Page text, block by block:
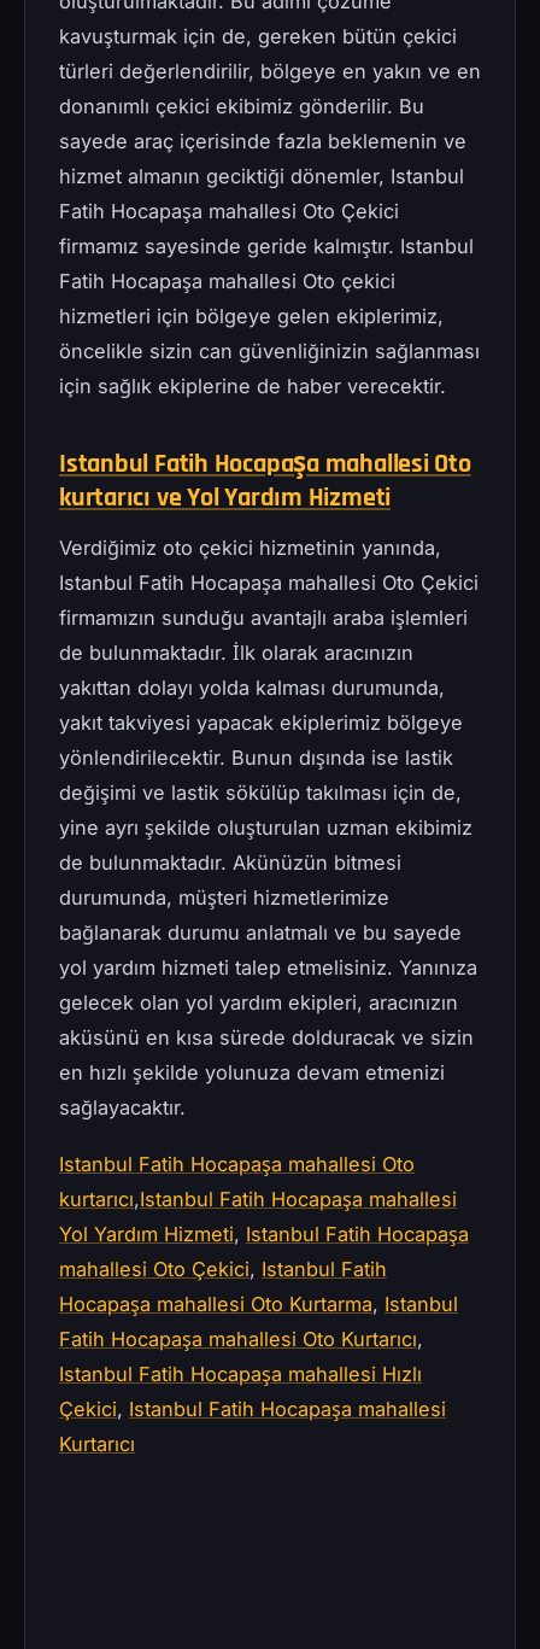
kavuşturmak için de, gereken bütün çekici
türleri değerlendirilir, bölgeye en yakın ve en
donanımlı çekici ekibimiz gönderilir. Bu
sayede araç içerisinde fazla beklemenin ve
hizmet almanın geciktiği dönemler, Istanbul
Fatih Hocapaşa mahallesi Oto Çekici
firmamız sayesinde geride kalmıştır. Istanbul
Fatih Hocapaşa mahallesi Oto çekici
hizmetleri için bölgeye gelen ekiplerimiz,
öncelikle sizin can güvenliğinizin sağlanması
için sağlık ekiplerine de haber verecektir.
Istanbul Fatih Hocapaşa mahallesi Oto
kurtarıcı ve Yol Yardım Hizmeti
Verdiğimiz oto çekici hizmetinin yanında,
Istanbul Fatih Hocapaşa mahallesi Oto Çekici
firmamızın sunduğu avantajlı araba işlemleri
de bulunmaktadır. İlk olarak aracınızın
yakıttan dolayı yolda kalması durumunda,
yakıt takviyesi yapacak ekiplerimiz bölgeye
yönlendirilecektir. Bunun dışında ise lastik
değişimi ve lastik sökülüp takılması için de,
yine ayrı şekilde oluşturulan uzman ekibimiz
de bulunmaktadır. Akünüzün bitmesi
durumunda, müşteri hizmetlerimize
bağlanarak durumu anlatmalı ve bu sayede
yol yardım hizmeti talep etmelisiniz. Yanınıza
gelecek olan yol yardım ekipleri, aracınızın
aküsünü en kısa sürede dolduracak ve sizin
en hızlı şekilde yolunuza devam etmenizi
sağlayacaktır.
Istanbul Fatih Hocapaşa mahallesi Oto
kurtarıcı,Istanbul Fatih Hocapaşa mahallesi
Yol Yardım Hizmeti, Istanbul Fatih Hocapaşa
mahallesi Oto Çekici, Istanbul Fatih
Hocapaşa mahallesi Oto Kurtarma, Istanbul
Fatih Hocapaşa mahallesi Oto Kurtarıcı,
Istanbul Fatih Hocapaşa mahallesi Hızlı
Çekici, Istanbul Fatih Hocapaşa mahallesi
Kurtarıcı